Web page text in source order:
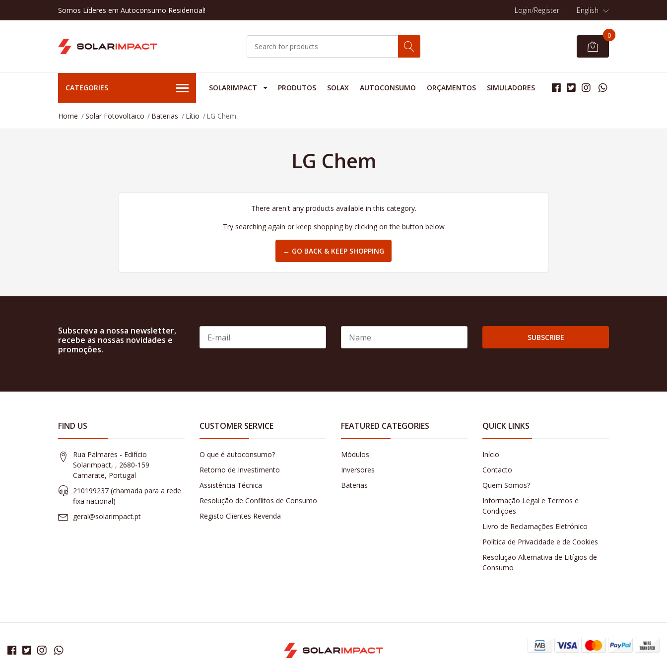
Somos Líderes em Autoconsumo Residencial! Login/Register | English
0
CATEGORIES SOLARIMPACT PRODUTOS SOLAX AUTOCONSUMO ORÇAMENTOS SIMULADORES
Home Solar Fotovoltaico Baterias Lítio LG Chem
LG Chem
There aren't any products available in this category.
Try searching again or keep shopping by clicking on the button below
← GO BACK & KEEP SHOPPING
Subscreva a nossa newsletter,
recebe as nossas novidades e
promoções.
SUBSCRIBE
FIND US
Rua Palmares - Edifício
Solarimpact, , 2680-159
Camarate, Portugal
210199237 (​chamada para a rede
fixa nacional)
geral@solarimpact.pt
CUSTOMER SERVICE
O que é autoconsumo?
Retorno de Investimento
Assistência Técnica
Resolução de Conflitos de Consumo
Registo Clientes Revenda
FEATURED CATEGORIES
Módulos
Inversores
Baterias
QUICK LINKS
Início
Contacto
Quem Somos?
Informação Legal e Termos e
Condições
Livro de Reclamações Eletrónico
Política de Privacidade e de Cookies
Resolução Alternativa de Litígios de
Consumo